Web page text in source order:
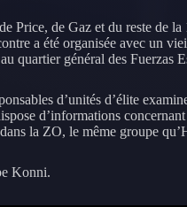
Price, de Gaz et du reste de
a été organisée avec un
quartier général des Fuerzas
d’unités d’élite
d’informations
la ZO, le même groupe
Konni.